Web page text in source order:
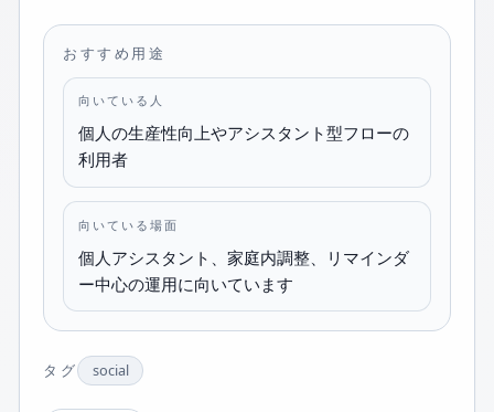
おすすめ用途
向いている人
個人の生産性向上やアシスタント型フローの
利用者
向いている場面
個人アシスタント、家庭内調整、リマインダ
ー中心の運用に向いています
タグ social